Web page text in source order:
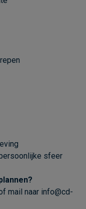
sfeer
mail naar info@cd-